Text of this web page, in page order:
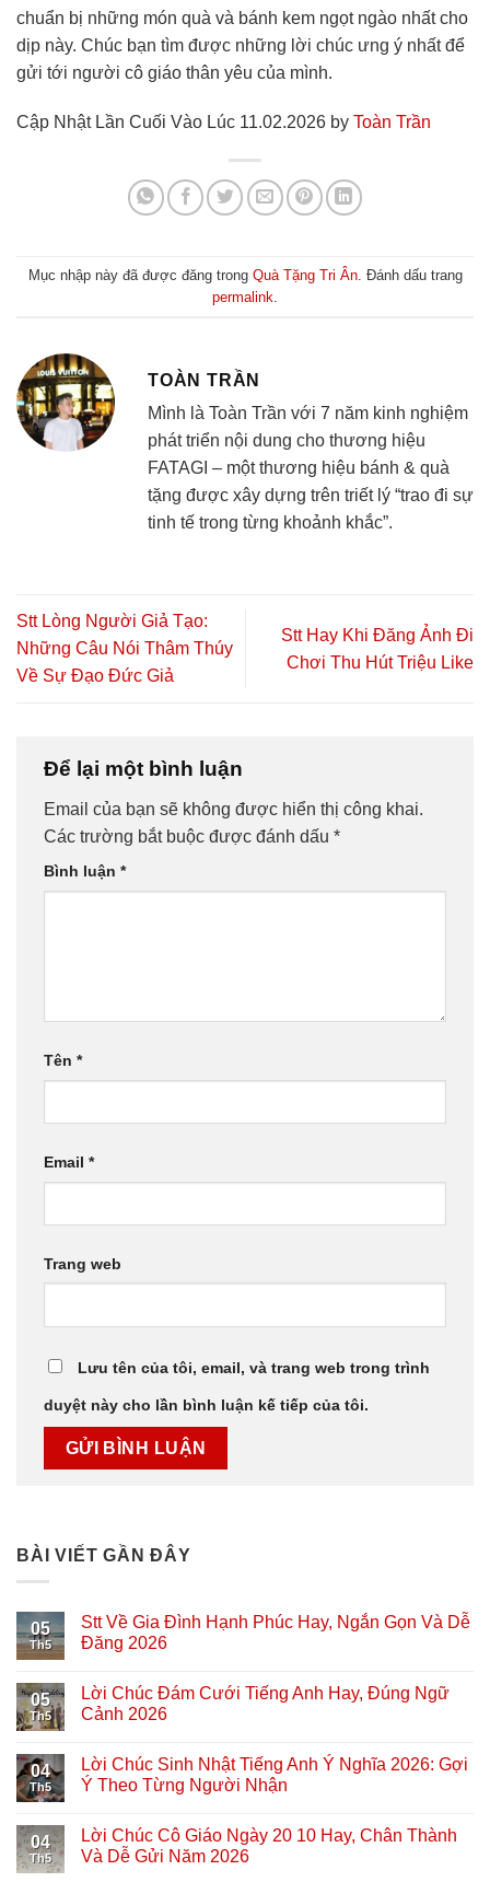
chuẩn bị những món quà và bánh kem ngọt ngào nhất cho
dịp này. Chúc bạn tìm được những lời chúc ưng ý nhất để
gửi tới người cô giáo thân yêu của mình.
Cập Nhật Lần Cuối Vào Lúc 11.02.2026 by Toàn Trần
Mục nhập này đã được đăng trong Quà Tặng Tri Ân. Đánh dấu trang
permalink
TOÀN TRẦN
Mình là Toàn Trần với 7 năm kinh nghiệm
phát triển nội dung cho thương hiệu
FATAGI – một thương hiệu bánh & quà
tặng được xây dựng trên triết lý “trao đi sự
tinh tế trong từng khoảnh khắc”.
Stt Lòng Người Giả Tạo:
Những Câu Nói Thâm Thúy
Về Sự Đạo Đức Giả
Stt Hay Khi Đăng Ảnh Đi
Chơi Thu Hút Triệu Like
Để lại một bình luận
Email của bạn sẽ không được hiển thị công khai.
Các trường bắt buộc được đánh dấu *
Bình luận *
Tên *
Email *
Trang web
Lưu tên của tôi, email, và trang web trong trình
duyệt này cho lần bình luận kế tiếp của tôi.
BÀI VIẾT GẦN ĐÂY
05
Th5
Stt Về Gia Đình Hạnh Phúc Hay, Ngắn Gọn Và Dễ
Đăng 2026
05
Th5
Lời Chúc Đám Cưới Tiếng Anh Hay, Đúng Ngữ
Cảnh 2026
04
Th5
Lời Chúc Sinh Nhật Tiếng Anh Ý Nghĩa 2026: Gợi
Ý Theo Từng Người Nhận
04
Th5
Lời Chúc Cô Giáo Ngày 20 10 Hay, Chân Thành
Và Dễ Gửi Năm 2026